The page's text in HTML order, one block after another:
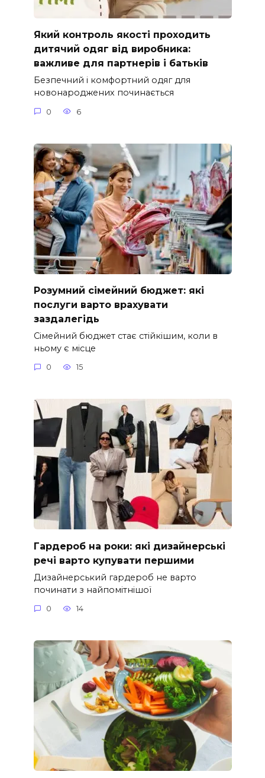
Який контроль якості проходить
дитячий одяг від виробника:
важливе для партнерів і батьків
Безпечний і комфортний одяг для
новонароджених починається
0 6
Розумний сімейний бюджет: які
послуги варто врахувати
заздалегідь
Сімейний бюджет стає стійкішим, коли в
ньому є місце
0 15
Гардероб на роки: які дизайнерські
речі варто купувати першими
Дизайнерський гардероб не варто
починати з найпомітнішої
0 14